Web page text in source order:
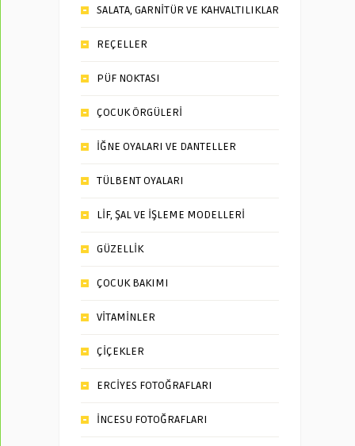
SALATA, GARNİTÜR VE KAHVALTILIKLAR
REÇELLER
PÜF NOKTASI
ÇOCUK ÖRGÜLERİ
İĞNE OYALARI VE DANTELLER
TÜLBENT OYALARI
LİF, ŞAL VE İŞLEME MODELLERİ
GÜZELLİK
ÇOCUK BAKIMI
VİTAMİNLER
ÇİÇEKLER
ERCİYES FOTOĞRAFLARI
İNCESU FOTOĞRAFLARI